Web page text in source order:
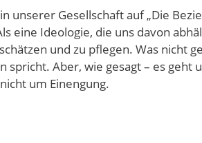
unserer Gesellschaft auf „Die
eine Ideologie, die uns davon
und zu pflegen. Was nicht
Aber, wie gesagt – es geht
um Einengung.